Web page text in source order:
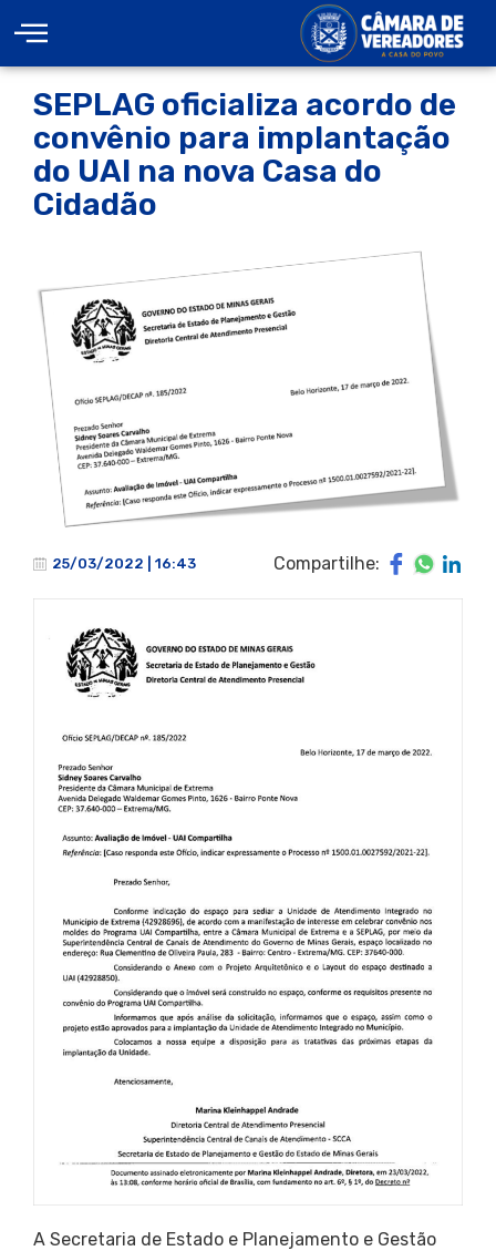
SEPLAG oficializa acordo de
convênio para implantação
do UAI na nova Casa do
Cidadão
25/03/2022 | 16:43 Compartilhe:
A Secretaria de Estado e Planejamento e Gestão